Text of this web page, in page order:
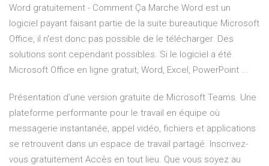
Word gratuitement - Comment Ça Marche Word est un
logiciel payant faisant partie de la suite bureautique Microsoft
Office, il n'est donc pas possible de le télécharger. Des
solutions sont cependant possibles. Si le logiciel a été
Microsoft Office en ligne gratuit, Word, Excel, PowerPoint ...
Présentation d’une version gratuite de Microsoft Teams. Une
plateforme performante pour le travail en équipe où
messagerie instantanée, appel vidéo, fichiers et applications
se retrouvent dans un espace de travail partagé. Inscrivez-
vous gratuitement Accès en tout lieu. Que vous soyez au